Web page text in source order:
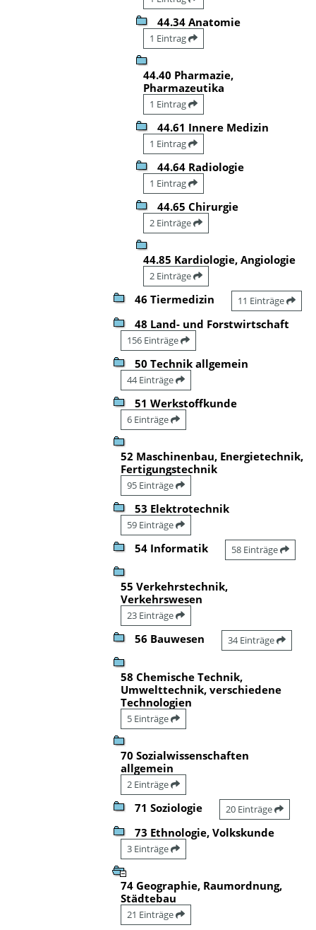
44.34 Anatomie
1 Eintrag
44.40 Pharmazie,
Pharmazeutika
1 Eintrag
44.61 Innere Medizin
1 Eintrag
44.64 Radiologie
1 Eintrag
44.65 Chirurgie
2 Einträge
44.85 Kardiologie, Angiologie
2 Einträge
46 Tiermedizin 11 Einträge
48 Land- und Forstwirtschaft
156 Einträge
50 Technik allgemein
44 Einträge
51 Werkstoffkunde
6 Einträge
52 Maschinenbau, Energietechnik,
Fertigungstechnik
95 Einträge
53 Elektrotechnik
59 Einträge
54 Informatik 58 Einträge
55 Verkehrstechnik,
Verkehrswesen
23 Einträge
56 Bauwesen 34 Einträge
58 Chemische Technik,
Umwelttechnik, verschiedene
Technologien
5 Einträge
70 Sozialwissenschaften
allgemein
2 Einträge
71 Soziologie 20 Einträge
73 Ethnologie, Volkskunde
3 Einträge
74 Geographie, Raumordnung,
Städtebau
21 Einträge